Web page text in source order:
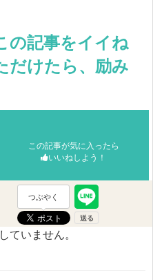
の記事をイイね
だけたら、励み
この記事が気に入ったら
いいねしよう！
つぶやく
ていません。